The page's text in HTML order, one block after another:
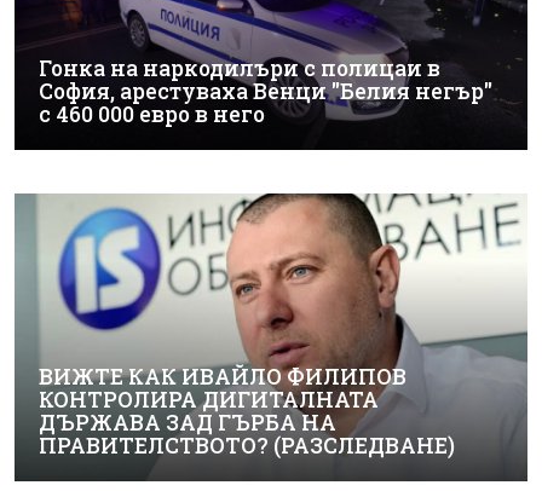
Гонка на наркодилъри с полицаи в
София, арестуваха Венци "Белия негър"
с 460 000 евро в него
ВИЖТЕ КАК ИВАЙЛО ФИЛИПОВ
КОНТРОЛИРА ДИГИТАЛНАТА
ДЪРЖАВА ЗАД ГЪРБА НА
ПРАВИТЕЛСТВОТО? (РАЗСЛЕДВАНЕ)